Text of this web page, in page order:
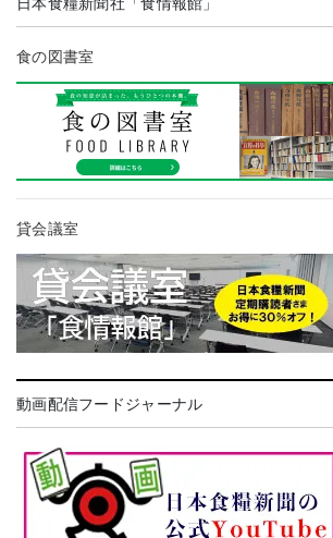
日本食糧新聞社「食情報館」
食の図書室
貸会議室
動画配信フードジャーナル